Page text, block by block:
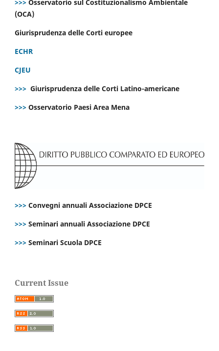
>>> Osservatorio sul Costituzionalismo Ambientale
(OCA)
Giurisprudenza delle Corti europee
ECHR
CJEU
>>> Giurisprudenza delle Corti Latino-americane
>>> Osservatorio Paesi Area Mena
>>> Convegni annuali Associazione DPCE
>>> Seminari annuali Associazione DPCE
>>> Seminari Scuola DPCE
Current Issue